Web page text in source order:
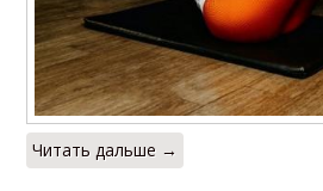
Читать дальше →